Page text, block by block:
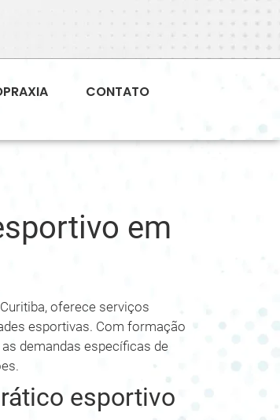
CONTATO
em
oferece serviços
esportivas. Com formação
demandas específicas de
esportivo